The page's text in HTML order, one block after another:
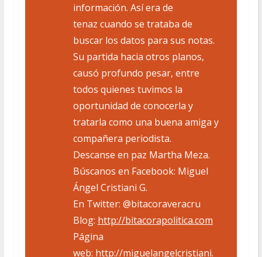
información. Así era de
tenaz cuando se trataba de
buscar los datos para sus notas.
Su partida hacia otros planos,
causó profundo pesar, entre
todos quienes tuvimos la
oportunidad de conocerla y
tratarla como una buena amiga y
compañera periodista.
Descanse en paz Martha Meza.
Búscanos en Facebook: Miguel
Ángel Cristiani G.
En Twitter: @bitacoraveracru
Blog: http://bitacorapolitica.com
Página
web: http://miguelangelcristiani.